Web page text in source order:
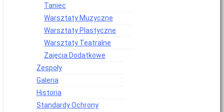
Taniec
Warsztaty Muzyczne
Warsztaty Plastyczne
Warsztaty Teatralne
Zajęcia Dodatkowe
Zespoły
Galeria
Historia
Standardy Ochrony